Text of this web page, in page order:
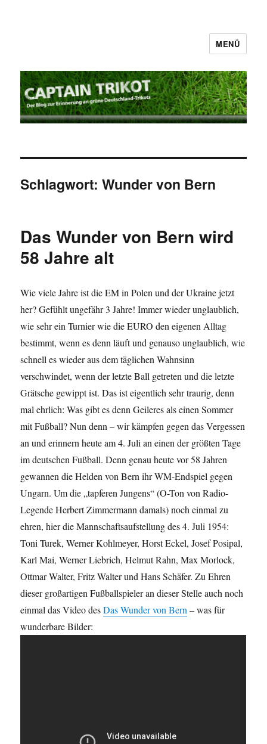
MENÜ
Schlagwort:Wunder von Bern
Das Wunder von Bern wird
58 Jahre alt
Wie viele Jahre ist die EM in Polen und der Ukraine jetzt
her? Gefühlt ungefähr 3 Jahre! Immer wieder unglaublich,
wie sehr ein Turnier wie die EURO den eigenen Alltag
bestimmt, wenn es denn läuft und genauso unglaublich, wie
schnell es wieder aus dem täglichen Wahnsinn
verschwindet, wenn der letzte Ball getreten und die letzte
Grätsche gewippt ist. Das ist eigentlich sehr traurig, denn
mal ehrlich: Was gibt es denn Geileres als einen Sommer
mit Fußball? Nun denn – wir kämpfen gegen das Vergessen
an und erinnern heute am 4. Juli an einen der größten Tage
im deutschen Fußball. Denn genau heute vor 58 Jahren
gewannen die Helden von Bern ihr WM-Endspiel gegen
Ungarn. Um die „tapferen Jungens“ (O-Ton von Radio-
Legende Herbert Zimmermann damals) noch einmal zu
ehren, hier die Mannschaftsaufstellung des 4. Juli 1954:
Toni Turek, Werner Kohlmeyer, Horst Eckel, Josef Posipal,
Karl Mai, Werner Liebrich, Helmut Rahn, Max Morlock,
Ottmar Walter, Fritz Walter und Hans Schäfer. Zu Ehren
dieser großartigen Fußballspieler an dieser Stelle auch noch
einmal das Video desDas Wunder von Bern– was für
wunderbare Bilder: